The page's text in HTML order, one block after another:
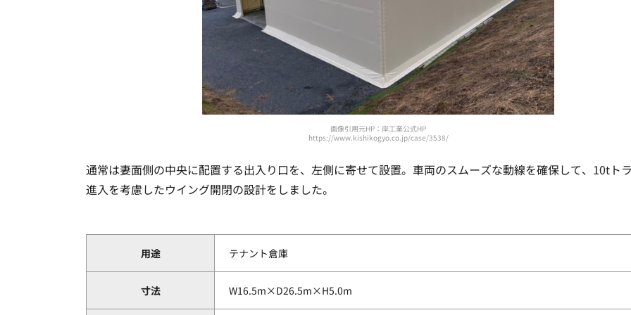
画像引用元HP：岸工業公式HP
https://www.kishikogyo.co.jp/case/3538/
通常は妻面側の中央に配置する出入り口を、左側に寄せて設置。車両のスムーズな動線を確保して、10tト
進入を考慮したウイング開閉の設計をしました。
用途 テナント倉庫
寸法 W16.5m×D26.5m×H5.0m